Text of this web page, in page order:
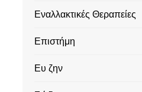
Εναλλακτικές Θεραπείες
Επιστήμη
Ευ ζην